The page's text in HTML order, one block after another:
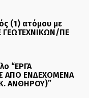
(1) ατόμου με
ΓΕΩΤΕΧΝΙΚΩΝ/ΠΕ
“ΕΡΓΑ
ΑΠΟ ΕΝΔΕΧΟΜΕΝΑ
ΑΝΘΗΡΟΥ)”